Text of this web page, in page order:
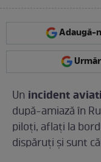
Adaugă-
Un incident
după-amiază în
piloți, aflați la
dispăruți și sunt